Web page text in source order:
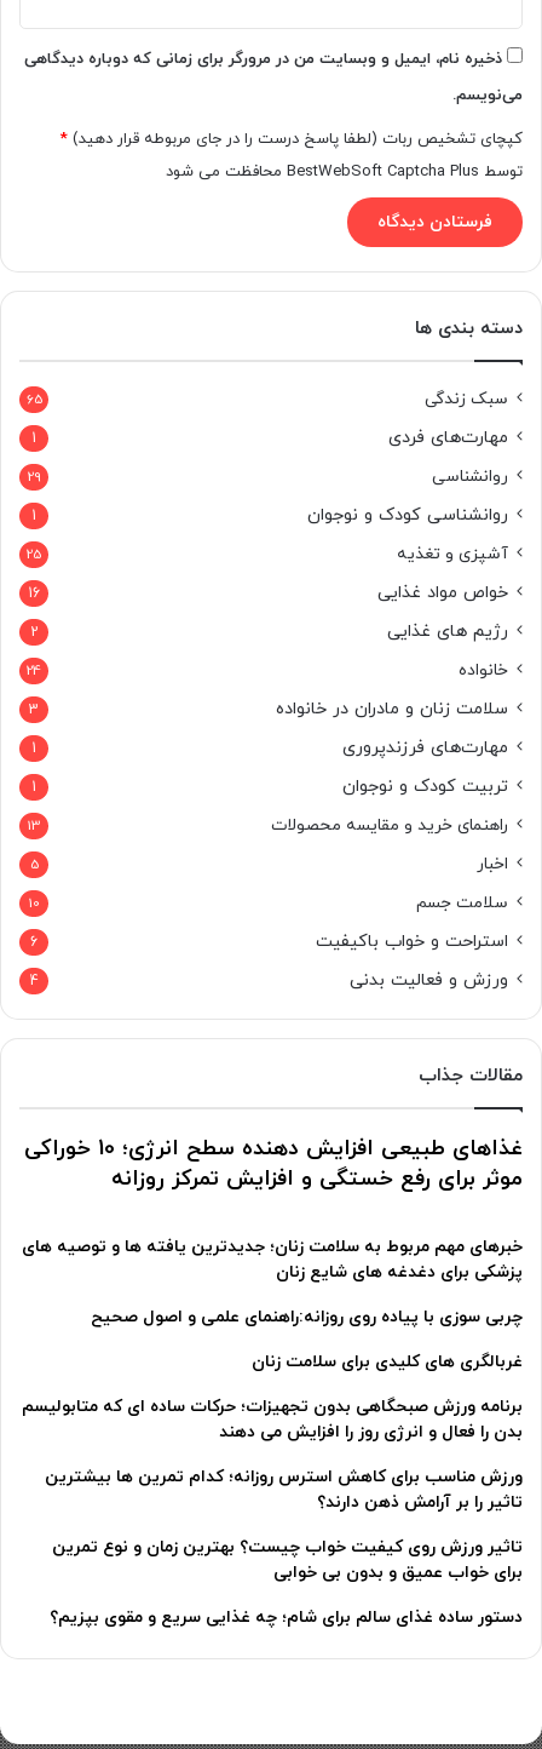
ذخیره نام، ایمیل و وبسایت من در مرورگر برای زمانی که دوباره دیدگاهی
می‌نویسم.
کپچای تشخیص ربات (لطفا پاسخ درست را در جای مربوطه قرار دهید) *
توسط BestWebSoft Captcha Plus محافظت می شود
دسته بندی ها
سبک زندگی 65
مهارت‌های فردی 1
روانشناسی 29
روانشناسی کودک و نوجوان 1
آشپزی و تغذیه 25
خواص مواد غذایی 16
رژیم های غذایی 2
خانواده 24
سلامت زنان و مادران در خانواده 3
مهارت‌های فرزندپروری 1
تربیت کودک و نوجوان 1
راهنمای خرید و مقایسه محصولات 13
اخبار 5
سلامت جسم 10
استراحت و خواب باکیفیت 6
ورزش و فعالیت بدنی 4
مقالات جذاب
غذاهای طبیعی افزایش دهنده سطح انرژی؛ 10 خوراکی
موثر برای رفع خستگی و افزایش تمرکز روزانه
خبرهای مهم مربوط به سلامت زنان؛ جدیدترین یافته ها و توصیه های
پزشکی برای دغدغه های شایع زنان
چربی سوزی با پیاده روی روزانه:راهنمای علمی و اصول صحیح
غربالگری های کلیدی برای سلامت زنان
برنامه ورزش صبحگاهی بدون تجهیزات؛ حرکات ساده ای که متابولیسم
بدن را فعال و انرژی روز را افزایش می دهند
ورزش مناسب برای کاهش استرس روزانه؛ کدام تمرین ها بیشترین
تاثیر را بر آرامش ذهن دارند؟
تاثیر ورزش روی کیفیت خواب چیست؟ بهترین زمان و نوع تمرین
برای خواب عمیق و بدون بی خوابی
دستور ساده غذای سالم برای شام؛ چه غذایی سریع و مقوی بپزیم؟